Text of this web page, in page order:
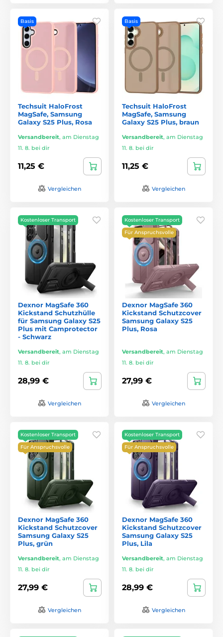
Basis
Techsuit HaloFrost
MagSafe, Samsung
Galaxy S25 Plus, Rosa
Versandbereit, am Dienstag
11. 8. bei dir
11,25 €
Vergleichen
Basis
Techsuit HaloFrost
MagSafe, Samsung
Galaxy S25 Plus, braun
Versandbereit, am Dienstag
11. 8. bei dir
11,25 €
Vergleichen
Kostenloser Transport
Dexnor MagSafe 360
Kickstand Schutzhülle
für Samsung Galaxy S25
Plus mit Camprotector
- Schwarz
Versandbereit, am Dienstag
11. 8. bei dir
28,99 €
Vergleichen
Kostenloser Transport
Für Anspruchsvolle
Dexnor MagSafe 360
Kickstand Schutzcover
Samsung Galaxy S25
Plus, Rosa
Versandbereit, am Dienstag
11. 8. bei dir
27,99 €
Vergleichen
Kostenloser Transport
Für Anspruchsvolle
Dexnor MagSafe 360
Kickstand Schutzcover
Samsung Galaxy S25
Plus, grün
Versandbereit, am Dienstag
11. 8. bei dir
27,99 €
Vergleichen
Kostenloser Transport
Für Anspruchsvolle
Dexnor MagSafe 360
Kickstand Schutzcover
Samsung Galaxy S25
Plus, Lila
Versandbereit, am Dienstag
11. 8. bei dir
28,99 €
Vergleichen